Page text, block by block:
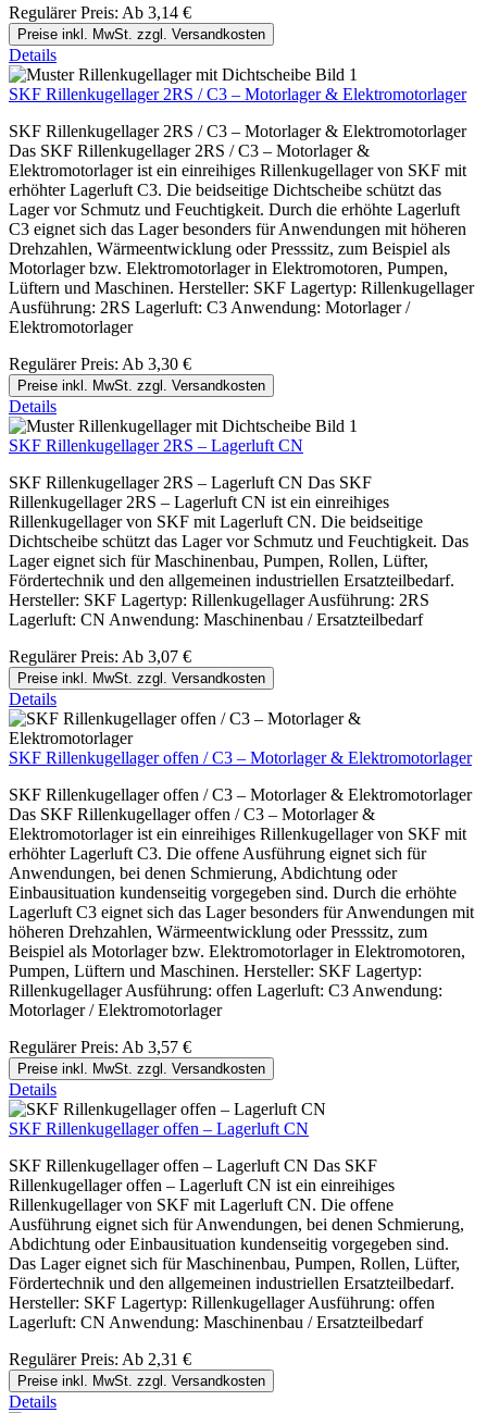
Regulärer Preis: Ab 3,14 €
Preise inkl. MwSt. zzgl. Versandkosten
Details
SKF Rillenkugellager 2RS / C3 – Motorlager & Elektromotorlager
SKF Rillenkugellager 2RS / C3 – Motorlager & Elektromotorlager
Das SKF Rillenkugellager 2RS / C3 – Motorlager &
Elektromotorlager ist ein einreihiges Rillenkugellager von SKF mit
erhöhter Lagerluft C3. Die beidseitige Dichtscheibe schützt das
Lager vor Schmutz und Feuchtigkeit. Durch die erhöhte Lagerluft
C3 eignet sich das Lager besonders für Anwendungen mit höheren
Drehzahlen, Wärmeentwicklung oder Presssitz, zum Beispiel als
Motorlager bzw. Elektromotorlager in Elektromotoren, Pumpen,
Lüftern und Maschinen. Hersteller: SKF Lagertyp: Rillenkugellager
Ausführung: 2RS Lagerluft: C3 Anwendung: Motorlager /
Elektromotorlager
Regulärer Preis: Ab 3,30 €
Preise inkl. MwSt. zzgl. Versandkosten
Details
SKF Rillenkugellager 2RS – Lagerluft CN
SKF Rillenkugellager 2RS – Lagerluft CN Das SKF
Rillenkugellager 2RS – Lagerluft CN ist ein einreihiges
Rillenkugellager von SKF mit Lagerluft CN. Die beidseitige
Dichtscheibe schützt das Lager vor Schmutz und Feuchtigkeit. Das
Lager eignet sich für Maschinenbau, Pumpen, Rollen, Lüfter,
Fördertechnik und den allgemeinen industriellen Ersatzteilbedarf.
Hersteller: SKF Lagertyp: Rillenkugellager Ausführung: 2RS
Lagerluft: CN Anwendung: Maschinenbau / Ersatzteilbedarf
Regulärer Preis: Ab 3,07 €
Preise inkl. MwSt. zzgl. Versandkosten
Details
SKF Rillenkugellager offen / C3 – Motorlager & Elektromotorlager
SKF Rillenkugellager offen / C3 – Motorlager & Elektromotorlager
Das SKF Rillenkugellager offen / C3 – Motorlager &
Elektromotorlager ist ein einreihiges Rillenkugellager von SKF mit
erhöhter Lagerluft C3. Die offene Ausführung eignet sich für
Anwendungen, bei denen Schmierung, Abdichtung oder
Einbausituation kundenseitig vorgegeben sind. Durch die erhöhte
Lagerluft C3 eignet sich das Lager besonders für Anwendungen mit
höheren Drehzahlen, Wärmeentwicklung oder Presssitz, zum
Beispiel als Motorlager bzw. Elektromotorlager in Elektromotoren,
Pumpen, Lüftern und Maschinen. Hersteller: SKF Lagertyp:
Rillenkugellager Ausführung: offen Lagerluft: C3 Anwendung:
Motorlager / Elektromotorlager
Regulärer Preis: Ab 3,57 €
Preise inkl. MwSt. zzgl. Versandkosten
Details
SKF Rillenkugellager offen – Lagerluft CN
SKF Rillenkugellager offen – Lagerluft CN Das SKF
Rillenkugellager offen – Lagerluft CN ist ein einreihiges
Rillenkugellager von SKF mit Lagerluft CN. Die offene
Ausführung eignet sich für Anwendungen, bei denen Schmierung,
Abdichtung oder Einbausituation kundenseitig vorgegeben sind.
Das Lager eignet sich für Maschinenbau, Pumpen, Rollen, Lüfter,
Fördertechnik und den allgemeinen industriellen Ersatzteilbedarf.
Hersteller: SKF Lagertyp: Rillenkugellager Ausführung: offen
Lagerluft: CN Anwendung: Maschinenbau / Ersatzteilbedarf
Regulärer Preis: Ab 2,31 €
Preise inkl. MwSt. zzgl. Versandkosten
Details